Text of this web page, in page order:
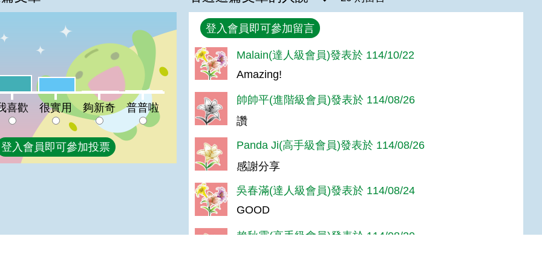
歡:24%很實用:21%
夠新奇:1%普普啦:2%
喜歡
很實用 夠新奇 普普啦
登入會員即可參加投票
回覆
登入會員即可參加留言
Malain(達人級會員)發表於 114/10/22
Amazing!
帥帥平(進階級會員)發表於 114/08/26
讚
Panda Ji(高手級會員)發表於 114/08/26
感謝分享
吳春滿(達人級會員)發表於 114/08/24
GOOD
賴秋霞(高手級會員)發表於 114/08/20